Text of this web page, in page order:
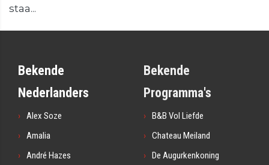
staa...
Bekende
Nederlanders
Alex Soze
Amalia
André Hazes
Bekende
Programma's
B&B Vol Liefde
Chateau Meiland
De Augurkenkoning